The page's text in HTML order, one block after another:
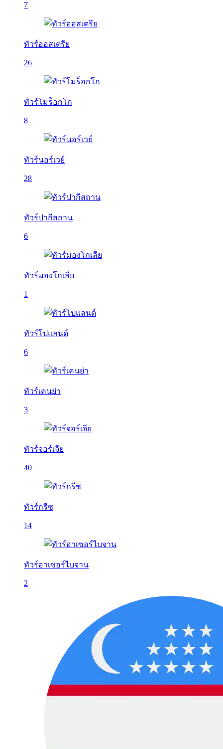
7
ทัวร์ออสเตรีย
26
ทัวร์โมร็อกโก
8
ทัวร์นอร์เวย์
28
ทัวร์ปากีสถาน
6
ทัวร์มองโกเลีย
1
ทัวร์โปแลนด์
6
ทัวร์เคนย่า
3
ทัวร์จอร์เจีย
40
ทัวร์กรีซ
14
ทัวร์อาเซอร์ไบจาน
2